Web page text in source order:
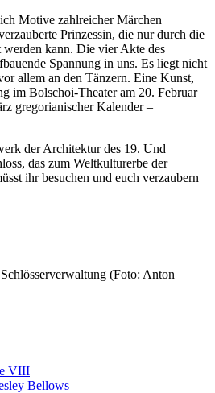
Motive zahlreicher Märchen
Prinzessin, die nur durch die
werden kann. Die vier Akte des
Spannung in uns. Es liegt nicht
allem an den Tänzern. Eine Kunst,
im Bolschoi-Theater am 20. Februar
gregorianischer Kalender –
der Architektur des 19. Und
das zum Weltkulturerbe der
ihr besuchen und euch verzaubern
(Foto: Anton
VIII
Bellows